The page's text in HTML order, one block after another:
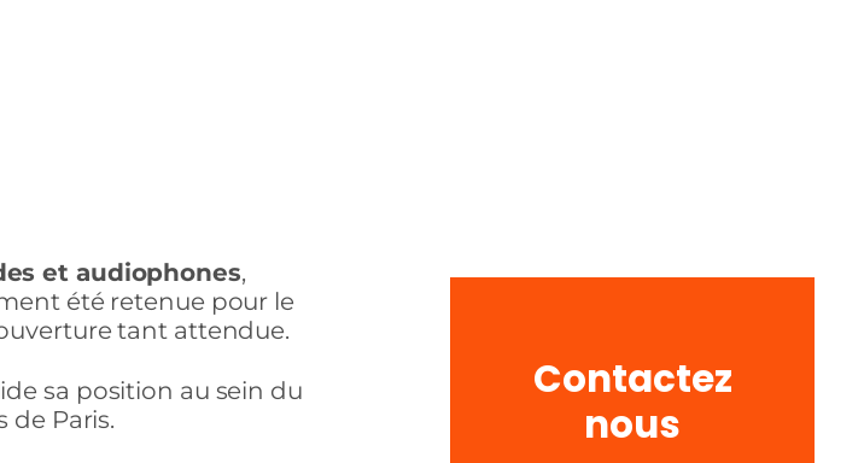
et audiophones,
été retenue pour le
tant attendue.
sa position au sein du
de Paris.
Contactez
nous